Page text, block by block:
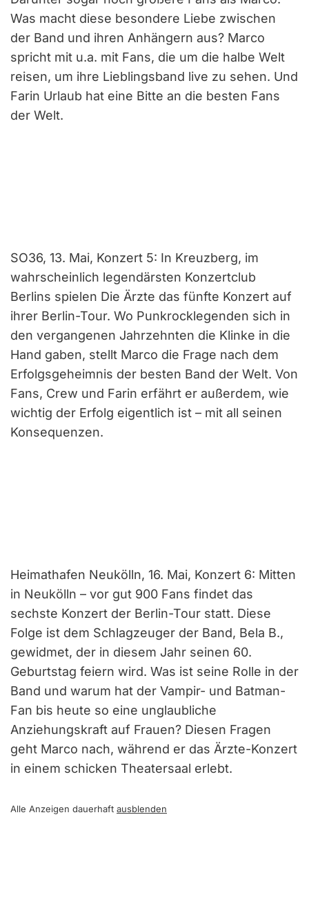
Was macht diese besondere Liebe zwischen
der Band und ihren Anhängern aus? Marco
spricht mit u.a. mit Fans, die um die halbe Welt
reisen, um ihre Lieblingsband live zu sehen. Und
Farin Urlaub hat eine Bitte an die besten Fans
der Welt.
SO36, 13. Mai, Konzert 5: In Kreuzberg, im
wahrscheinlich legendärsten Konzertclub
Berlins spielen Die Ärzte das fünfte Konzert auf
ihrer Berlin-Tour. Wo Punkrocklegenden sich in
den vergangenen Jahrzehnten die Klinke in die
Hand gaben, stellt Marco die Frage nach dem
Erfolgsgeheimnis der besten Band der Welt. Von
Fans, Crew und Farin erfährt er außerdem, wie
wichtig der Erfolg eigentlich ist – mit all seinen
Konsequenzen.
Heimathafen Neukölln, 16. Mai, Konzert 6: Mitten
in Neukölln – vor gut 900 Fans findet das
sechste Konzert der Berlin-Tour statt. Diese
Folge ist dem Schlagzeuger der Band, Bela B.,
gewidmet, der in diesem Jahr seinen 60.
Geburtstag feiern wird. Was ist seine Rolle in der
Band und warum hat der Vampir- und Batman-
Fan bis heute so eine unglaubliche
Anziehungskraft auf Frauen? Diesen Fragen
geht Marco nach, während er das Ärzte-Konzert
in einem schicken Theatersaal erlebt.
Alle Anzeigen dauerhaft ausblenden